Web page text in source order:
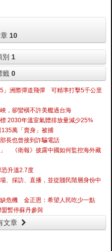
10
別 1
籤 0
」洲際彈道飛彈 可精準打擊5千公里
，卻蠻橫不許美艦過台海
2030年溫室氣體排放量減少25%
萬「賣身」被捕
長也曾接到詐騙電話
」 《衛報》披露中國如何監控海外藏
升溫2.7度
、採訪、直播，並從賤民階層身份中
危機 金正恩：希望人民吃少一點
暫停蘇丹參與
文章